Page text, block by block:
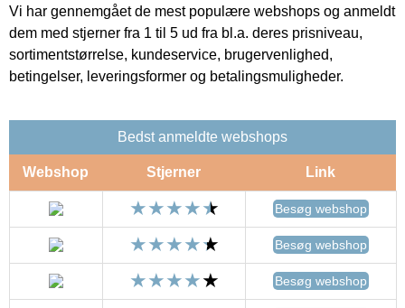
Vi har gennemgået de mest populære webshops og anmeldt
dem med stjerner fra 1 til 5 ud fra bl.a. deres prisniveau,
sortimentstørrelse, kundeservice, brugervenlighed,
betingelser, leveringsformer og betalingsmuligheder.
Bedst anmeldte webshops
Webshop Stjerner Link
Besøg webshop
Besøg webshop
Besøg webshop